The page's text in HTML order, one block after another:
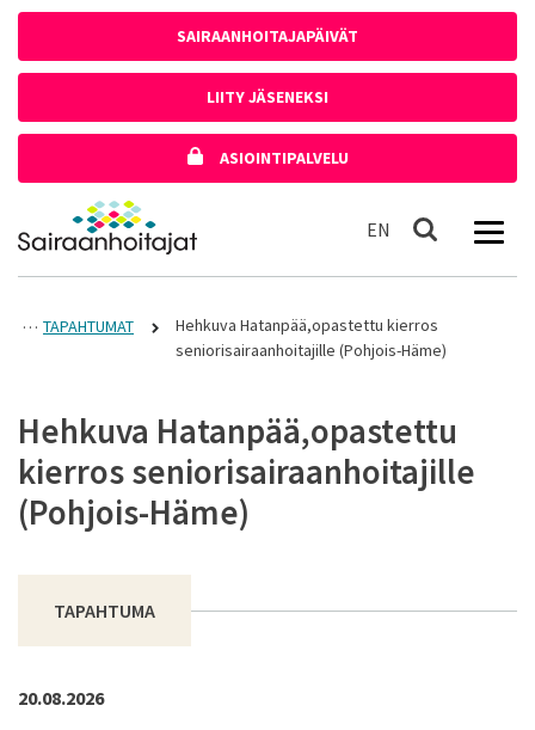
SAIRAANHOITAJAPÄIVÄT
LIITY JÄSENEKSI
ASIOINTIPALVELU
Etusivulle
EN In English
Haku
TAPAHTUMAT
Hehkuva Hatanpää,opastettu kierros
seniorisairaanhoitajille (Pohjois-Häme)
Hehkuva Hatanpää,opastettu
kierros seniorisairaanhoitajille
(Pohjois-Häme)
TAPAHTUMA
20.08.2026